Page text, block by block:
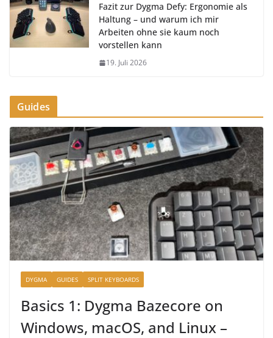
Fazit zur Dygma Defy: Ergonomie als
Haltung – und warum ich mir
Arbeiten ohne sie kaum noch
vorstellen kann
19. Juli 2026
Guides
DYGMA GUIDES SPLIT KEYBOARDS
Basics 1: Dygma Bazecore on
Windows, macOS, and Linux –